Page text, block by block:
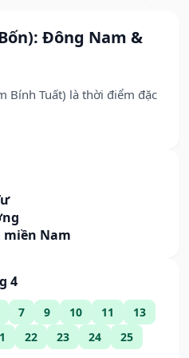
Đông Nam &
Bính Tuất) là thời điểm đặc
miền Nam
4
7 9 10 11
13
22 23 24
25